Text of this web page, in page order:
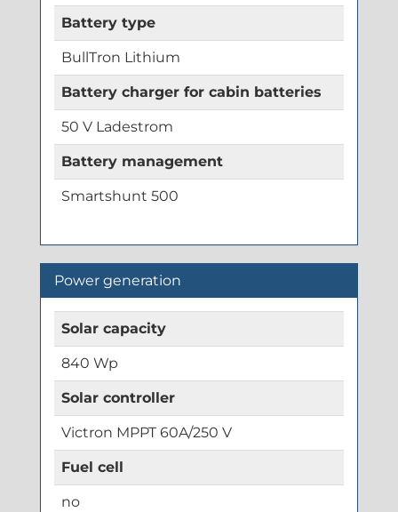
Battery type
BullTron Lithium
Battery charger for cabin batteries
50 V Ladestrom
Battery management
Smartshunt 500
Power generation
Solar capacity
840 Wp
Solar controller
Victron MPPT 60A/250 V
Fuel cell
no